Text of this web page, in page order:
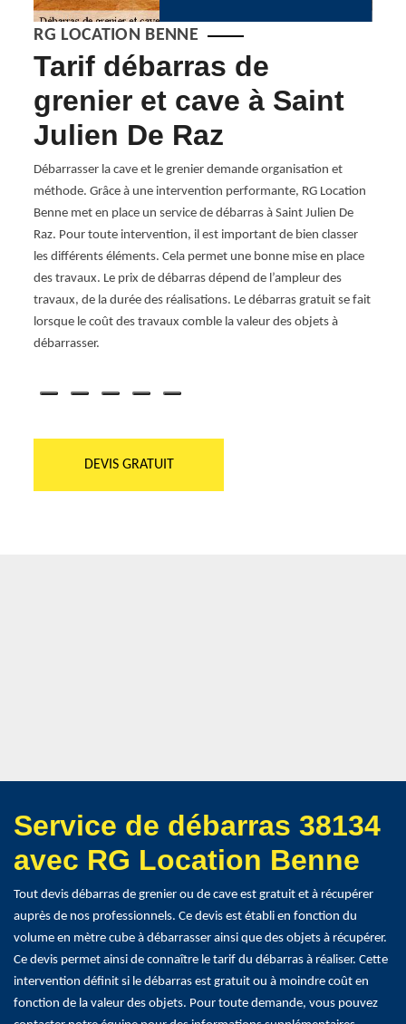
RG LOCATION BENNE
Tarif débarras de
grenier et cave à Saint
Julien De Raz
Débarrasser la cave et le grenier demande organisation et
méthode. Grâce à une intervention performante, RG Location
Benne met en place un service de débarras à Saint Julien De
Raz. Pour toute intervention, il est important de bien classer
les différents éléments. Cela permet une bonne mise en place
des travaux. Le prix de débarras dépend de l’ampleur des
travaux, de la durée des réalisations. Le débarras gratuit se fait
lorsque le coût des travaux comble la valeur des objets à
débarrasser.
DEVIS GRATUIT
Service de débarras 38134
avec RG Location Benne
Tout devis débarras de grenier ou de cave est gratuit et à récupérer
auprès de nos professionnels. Ce devis est établi en fonction du
volume en mètre cube à débarrasser ainsi que des objets à récupérer.
Ce devis permet ainsi de connaître le tarif du débarras à réaliser. Cette
intervention définit si le débarras est gratuit ou à moindre coût en
fonction de la valeur des objets. Pour toute demande, vous pouvez